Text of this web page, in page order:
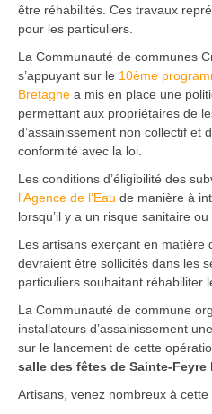
être réhabilités. Ces travaux
pour les particuliers.
La Communauté de communes
s’appuyant sur le 10ème
Bretagne a mis en place une
permettant aux propriétaires de
d’assainissement non collectif et
conformité avec la loi.
Les conditions d’éligibilité des
l’Agence de l’Eau de manière à
lorsqu’il y a un risque sanitaire
Les artisans exerçant en matière
devraient être sollicités dans les
particuliers souhaitant réhabiliter
La Communauté de commune
installateurs d’assainissement
sur le lancement de cette
salle des fêtes de Sainte-Feyre
Artisans, venez nombreux à